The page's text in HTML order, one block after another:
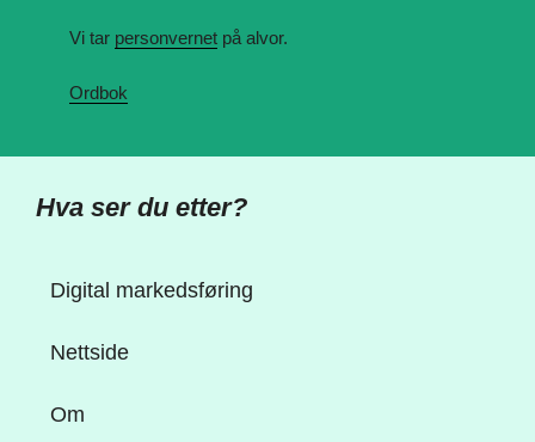
Vi tar personvernet på alvor.
Ordbok
Hva ser du etter?
Digital markedsføring
Nettside
Om